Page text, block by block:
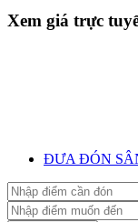
Xem giá trực
ĐƯA ĐÓN